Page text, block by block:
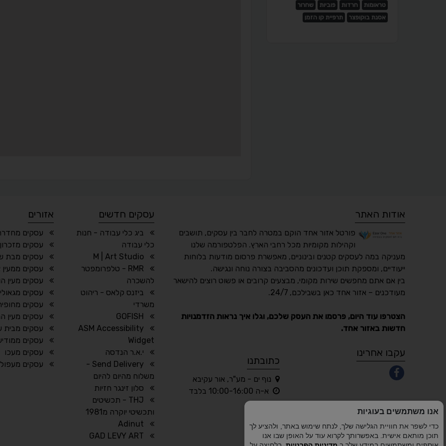
טראומות
חרדות פוביות
שחרור
אסנת בוקופצר
תרפיית קו הזמן
אודות האתר
פורטל אזור אחד הוקם במטרה לחבר בין עסקים, תושבים
וקהילות מקומיות מכל רחבי הארץ. הפלטפורמה שלנו
מעניקה במה לעסקים קטנים ובינוניים, מאפשרת פרסום מודעות בלוחות
ייעודיים, ומספקת תוכן ועדכונים מהסביבה בצורה נוחה ונגישה.
בין אם אתם מחפשים שירות מקומי, מבצעים קרובים או פשוט רוצים להישאר
מעודכנים – אזור אחד כאן בשבילכם, 24/7.
הצטרפו עוד היום, פרסמו את העסק שלכם, וגלו איך נראות הזדמנויות
חדשות באזור אחד.
עקבו אחרינו
כתובתנו
נוף ים - מע"ר, אור עקיבא
א-ה 10:00-16:00 בלבד
עסקים חדשים
ביג כלי עבודה - חנות
כלי עבודה
M | Art Studio
RMR - טלפרומפטר
להשכרה
ביזנס קלאס - ריהוט
משרדי
ASM Accessibility
Widget
י.א.ר הנדסה
Send Delivery -
משלוח מהיום להיום
סלון זינגר חזיות
THJ - תכשיטים
ותכשיטי יוקרה מ1981
אזורים
עסקים
עסקים
עסקים מבת
עסקים ממעין
עסקים מעין
עסקים
עסקים
עסקים מעין
עסקים
עסקים
עסקים מעכו
עסקים
אנו משתמשים בעוגיות
כדי לשפר את חוויית הגלישה שלך, לנתח שימוש באתר, ולהציע לך
תוכן מותאם אישית. באפשרותך לקרוא עוד על האופן שבו אנו